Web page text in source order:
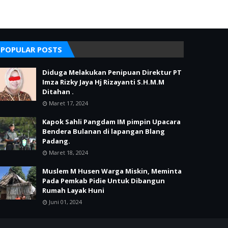
POPULAR POSTS
Diduga Melakukan Penipuan Direktur PT
Imza Rizky Jaya Hj Rizayanti S.H.M.M
Ditahan .
Maret 17, 2024
Kapok Sahli Pangdam IM pimpin Upacara
Bendera Bulanan di lapangan Blang
Padang.
Maret 18, 2024
Muslem M Husen Warga Miskin, Meminta
Pada Pemkab Pidie Untuk Dibangun
Rumah Layak Huni
Juni 01, 2024